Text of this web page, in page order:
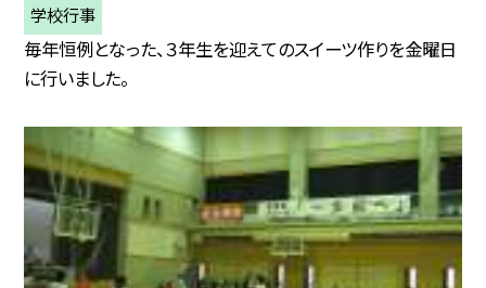
学校行事
毎年恒例となった、３年生を迎えてのスイーツ作りを金曜日
に行いました。